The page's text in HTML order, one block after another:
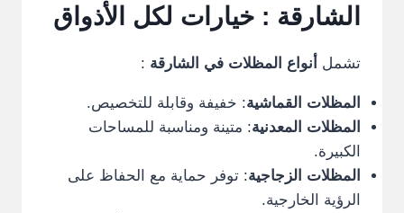
الشارقة : خيارات لكل الأذواق
تشمل أنواع المظلات في الشارقة :
المظلات القماشية: خفيفة وقابلة للتخصيص.
المظلات المعدنية: متينة ومناسبة للمساحات
الكبيرة.
المظلات الزجاجية: توفر حماية مع الحفاظ على
الرؤية الخارجية.